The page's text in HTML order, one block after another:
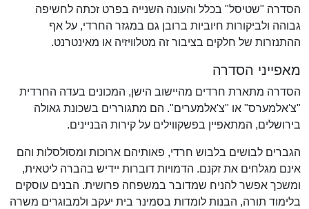
הסדרה "שטיסל" בכלל והעונה השנייה בפרט זכתה לחשיפה
גבוהה ולביקורות חיוביות ברובן גם במגזר החרדי, על אף
ההתנזרות של חלקים בציבור זה מטלוויזיה או מאינטרנט.
מאפייני הסדרה
הסדרה מתארת חרדים מהיישוב הישן, המכונים בעדה החרדית
"צ'אלמערס" או "צ'אלמערים". הם מתגוררים בשכונת גאולה
בירושלים, המתאפיין בפשקווילים על קירות הבניינים.
הגברים לבושים בלבוש חרדי, פאותיהם ארוכות ומסולסלות והם
אינם מגלחים את זקנם. הדמויות דוברות יידיש בהברה ליטאית,
ומשכך אפשר להניח שמדובר במשפחה פרושית. הבנים עוסקים
בלימוד תורה, הבנות לומדות בסמינר בית יעקב ולמבוגרים משרה